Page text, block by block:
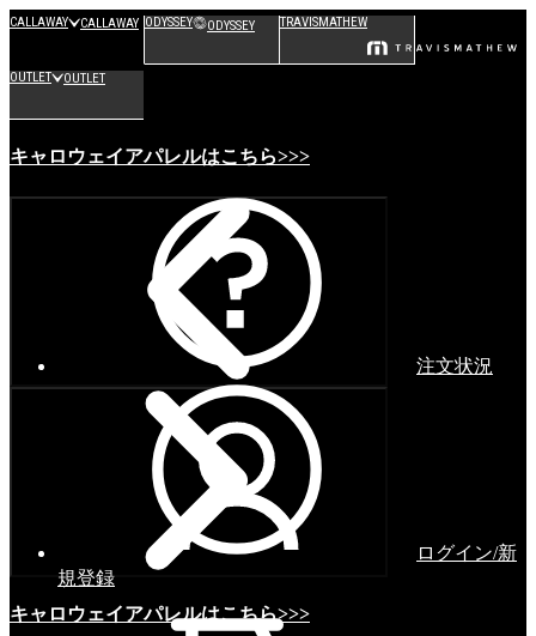
CALLAWAY CALLAWAY ODYSSEY ODYSSEY TRAVISMATHEW
OUTLET OUTLET
キャロウェイアパレルはこちら>>>
キャロウェイアパレルはこちら>>>
注文状況
ログイン/新
規登録